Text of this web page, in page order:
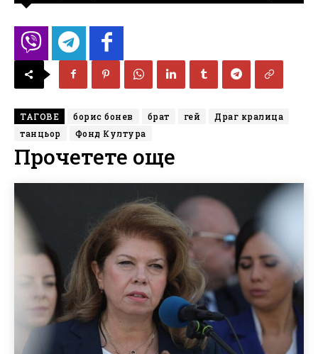
ТАГОВЕ борис бонев брат гей
Драг кралица
танцьор
Фонд Култура
Прочетете още